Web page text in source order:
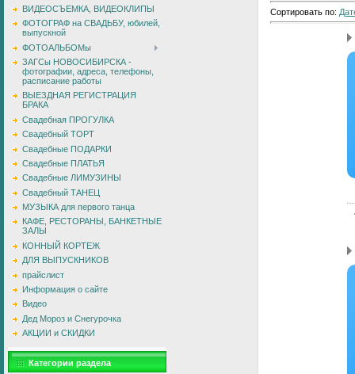
ВИДЕОСЪЕМКА, ВИДЕОКЛИПЫ
ФОТОГРАФ на СВАДЬБУ, юбилей,
выпускной
ФОТОАЛЬБОМы
ЗАГСы НОВОСИБИРСКА -
фотографии, адреса, телефоны,
расписание работы
ВЫЕЗДНАЯ РЕГИСТРАЦИЯ
БРАКА
Свадебная ПРОГУЛКА
Свадебный ТОРТ
Свадебные ПОДАРКИ
Свадебные ПЛАТЬЯ
Свадебные ЛИМУЗИНЫ
Свадебный ТАНЕЦ
МУЗЫКА для первого танца
КАФЕ, РЕСТОРАНЫ, БАНКЕТНЫЕ
ЗАЛЫ
КОННЫЙ КОРТЕЖ
ДЛЯ ВЫПУСКНИКОВ
прайслист
Информация о сайте
Видео
Дед Мороз и Снегурочка
АКЦИИ и СКИДКИ
Категории раздела
Сортировать по: